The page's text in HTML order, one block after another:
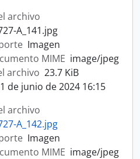
archivo
A_141.jpg
Imagen
MIME image/jpeg
archivo 23.7 KiB
de junio de 2024 16:15
archivo
A_142.jpg
Imagen
MIME image/jpeg